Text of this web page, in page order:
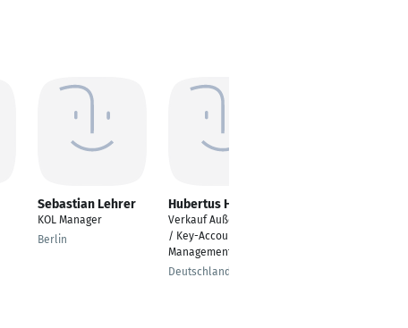
Sebastian Lehrer
KOL Manager
Berlin
Hubertus Haun
Verkauf Außendienst
/ Key-Account-
Management
Deutschland